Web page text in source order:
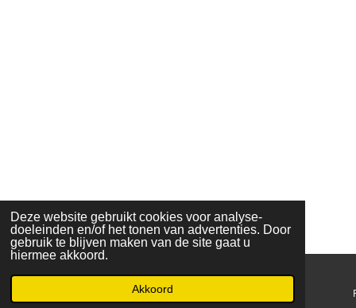
Deze website gebruikt cookies voor analyse-
doeleinden en/of het tonen van advertenties. Door
gebruik te blijven maken van de site gaat u
hiermee akkoord.
Akkoord
Telefoonnummer